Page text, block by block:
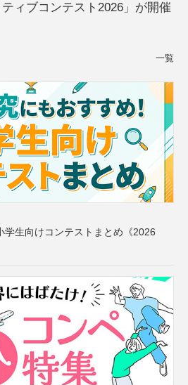
ティブコンテスト2026」が開催
一覧
学生向けコンテストまとめ《2026